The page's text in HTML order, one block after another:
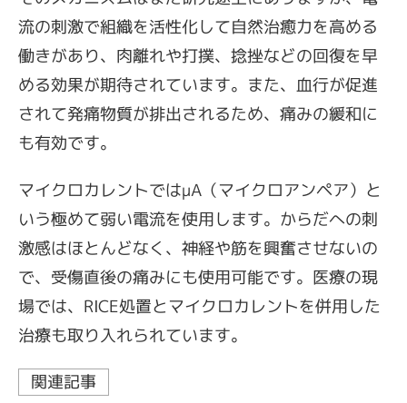
流の刺激で組織を活性化して自然治癒力を高める
働きがあり、肉離れや打撲、捻挫などの回復を早
める効果が期待されています。また、血行が促進
されて発痛物質が排出されるため、痛みの緩和に
も有効です。
マイクロカレントではμA（マイクロアンペア）と
いう極めて弱い電流を使用します。からだへの刺
激感はほとんどなく、神経や筋を興奮させないの
で、受傷直後の痛みにも使用可能です。医療の現
場では、RICE処置とマイクロカレントを併用した
治療も取り入れられています。
関連記事